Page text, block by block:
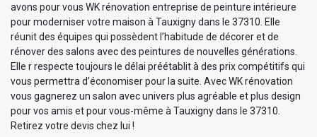
avons pour vous WK rénovation entreprise de peinture intérieure
pour moderniser votre maison à Tauxigny dans le 37310. Elle
réunit des équipes qui possèdent l’habitude de décorer et de
rénover des salons avec des peintures de nouvelles générations.
Elle r respecte toujours le délai préétablit à des prix compétitifs qui
vous permettra d’économiser pour la suite. Avec WK rénovation
vous gagnerez un salon avec univers plus agréable et plus design
pour vos amis et pour vous-même à Tauxigny dans le 37310.
Retirez votre devis chez lui !